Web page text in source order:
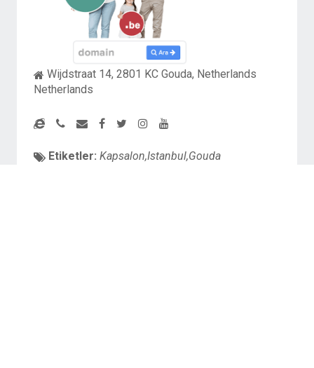
Wijdstraat 14, 2801 KC Gouda, Netherlands
Netherlands
Etiketler: Kapsalon,Istanbul,Gouda